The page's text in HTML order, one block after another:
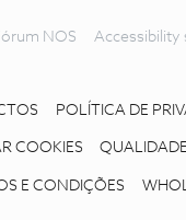
NOS Accessibility
POLÍTICA DE
COOKIES
E CONDIÇÕES